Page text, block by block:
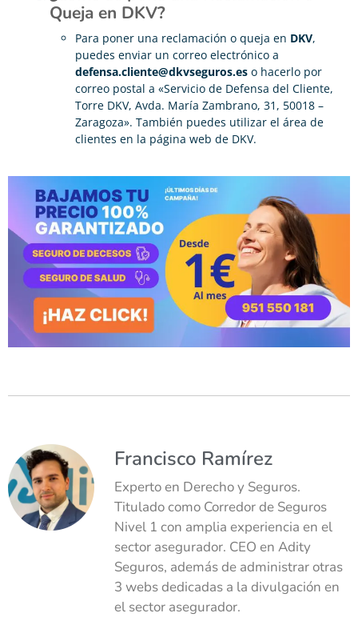
Queja en DKV?
Para poner una reclamación o queja en DKV,
puedes enviar un correo electrónico a
defensa.cliente@dkvseguros.es o hacerlo por
correo postal a «Servicio de Defensa del Cliente,
Torre DKV, Avda. María Zambrano, 31, 50018 –
Zaragoza». También puedes utilizar el área de
clientes en la página web de DKV.
Francisco Ramírez
Experto en Derecho y Seguros.
Titulado como Corredor de Seguros
Nivel 1 con amplia experiencia en el
sector asegurador. CEO en Adity
Seguros, además de administrar otras
3 webs dedicadas a la divulgación en
el sector asegurador.